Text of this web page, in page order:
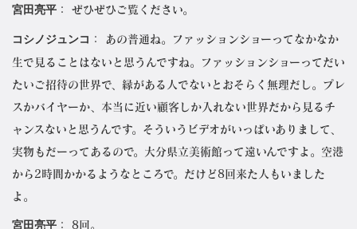
宮田亮平 ： ぜひぜひご覧ください。
コシノジュンコ ： あの普通ね。ファッションショーってなかなか
生で見ることはないと思うんですね。ファッションショーってだい
たいご招待の世界で、縁がある人でないとおそらく無理だし。プレ
スかバイヤーか、本当に近い顧客しか入れない世界だから見るチ
ャンスないと思うんです。そういうビデオがいっぱいありまして、
実物もだーってあるので。大分県立美術館って遠いんですよ。空港
から2時間かかるようなところで。だけど8回来た人もいました
よ。
宮田亮平 ： 8回。